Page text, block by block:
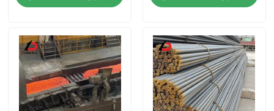
المنتجات
فيديوهات